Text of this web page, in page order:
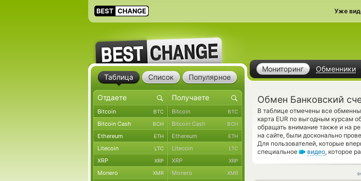
Уже
Мониторинг Обменники
Обмен Банковский
В таблице отмечены все
карта EUR по выгодным курсам
обращать внимание также и на
на сайте, были досконально
Для пользователей, которые
специальное
видео, которое
Таблица Список Популярное
Bitcoin BTC Bitcoin BTC
Bitcoin Cash BCH Bitcoin Cash BCH
Ethereum ETH Ethereum ETH
Litecoin LTC Litecoin LTC
XRP XRP XRP XRP
Monero XMR Monero XMR